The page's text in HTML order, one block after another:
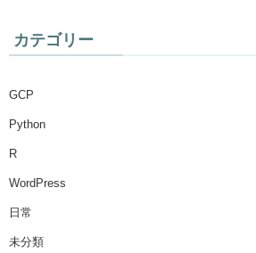
カテゴリー
GCP
Python
R
WordPress
日常
未分類